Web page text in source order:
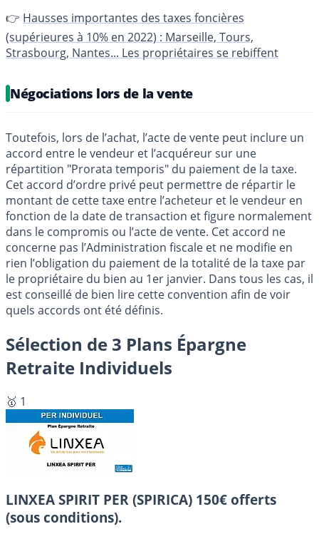
👉 Hausses importantes des taxes foncières
(supérieures à 10% en 2022) : Marseille, Tours,
Strasbourg, Nantes... Les propriétaires se rebiffent
Négociations lors de la vente
Toutefois, lors de l’achat, l’acte de vente peut inclure un
accord entre le vendeur et l’acquéreur sur une
répartition "Prorata temporis" du paiement de la taxe.
Cet accord d’ordre privé peut permettre de répartir le
montant de cette taxe entre l’acheteur et le vendeur en
fonction de la date de transaction et figure normalement
dans le compromis ou l’acte de vente. Cet accord ne
concerne pas l’Administration fiscale et ne modifie en
rien l’obligation du paiement de la totalité de la taxe par
le propriétaire du bien au 1er janvier. Dans tous les cas, il
est conseillé de bien lire cette convention afin de voir
quels accords ont été définis.
Sélection de 3 Plans Épargne
Retraite Individuels
🥇 1
LINXEA SPIRIT PER (SPIRICA) 150€ offerts
(sous conditions).